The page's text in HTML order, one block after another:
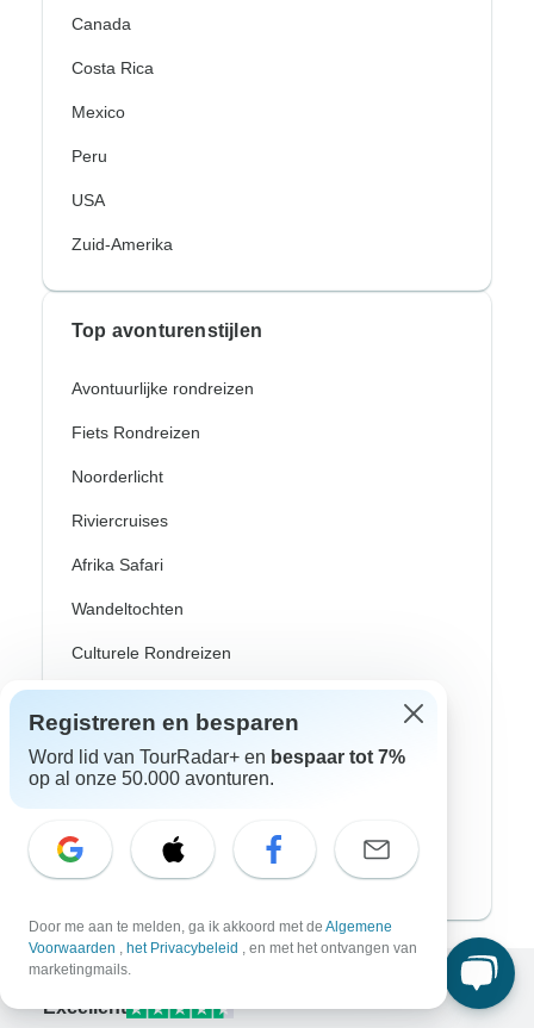
Canada
Costa Rica
Mexico
Peru
USA
Zuid-Amerika
Top avonturenstijlen
Avontuurlijke rondreizen
Fiets Rondreizen
Noorderlicht
Riviercruises
Afrika Safari
Wandeltochten
Culturele Rondreizen
Strand Rondreizen
Privé Rondreizen
Excellent
Registreren en besparen
Word lid van TourRadar+ en bespaar tot 7%
op al onze 50.000 avonturen.
Door me aan te melden, ga ik akkoord met de Algemene
Voorwaarden , het Privacybeleid , en met het ontvangen van
marketingmails.